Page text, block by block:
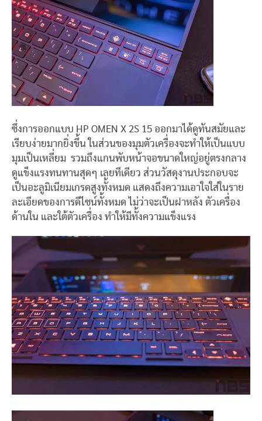
ซึ่งการออกแบบ HP OMEN X 2S 15 ออกมาได้ดูทันสมัยและ
เรียบง่ายมากยิ่งขึ้น ในส่วนของมุมตัวเครื่องจะทำให้เป็นแบบ
มุมเป็นเหลี่ยม รวมถึงแกนพับหน้าจอขนาดใหญ่อยู่ตรงกลาง
ดูแข็งแรงทนทานสุดๆ เลยทีเดียว ส่วนวัสดุงานประกอบจะ
เป็นอะลูมิเนียมเกรดสูงทั้งหมด แสดงถึงความเอาใจใส่ในราย
ละเอียดของการดีไซน์ทั้งหมด ไม่ว่าจะเป็นฝาหลัง ตัวเครื่อง
ด้านใน และใต้ตัวเครื่อง ทำให้มีทั้งความแข็งแรง